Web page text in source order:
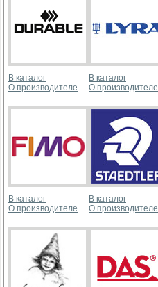
В каталог
О производителе
В каталог
О производителе
В каталог
О производителе
В каталог
О производителе